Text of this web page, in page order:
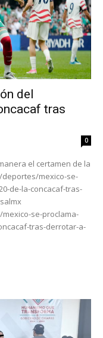
del
tras
0
el certamen de la
deportes/mexico-se-
de-la-concacaf-tras-
se-proclama-
tras-derrotar-a-